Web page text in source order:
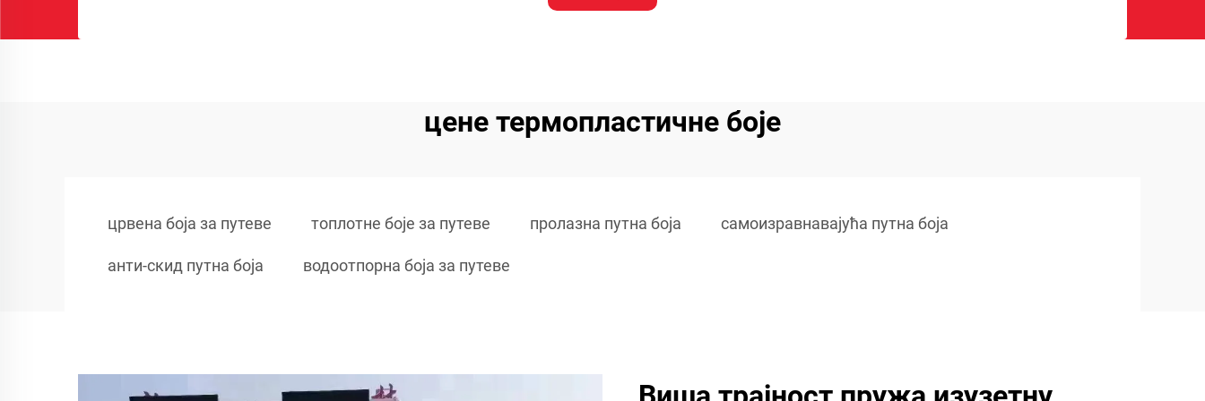
цене термопластичне боје
црвена боја за путеве топлотне боје за путеве пролазна путна боја самоизравнавајућа путна боја
анти-скид путна боја водоотпорна боја за путеве